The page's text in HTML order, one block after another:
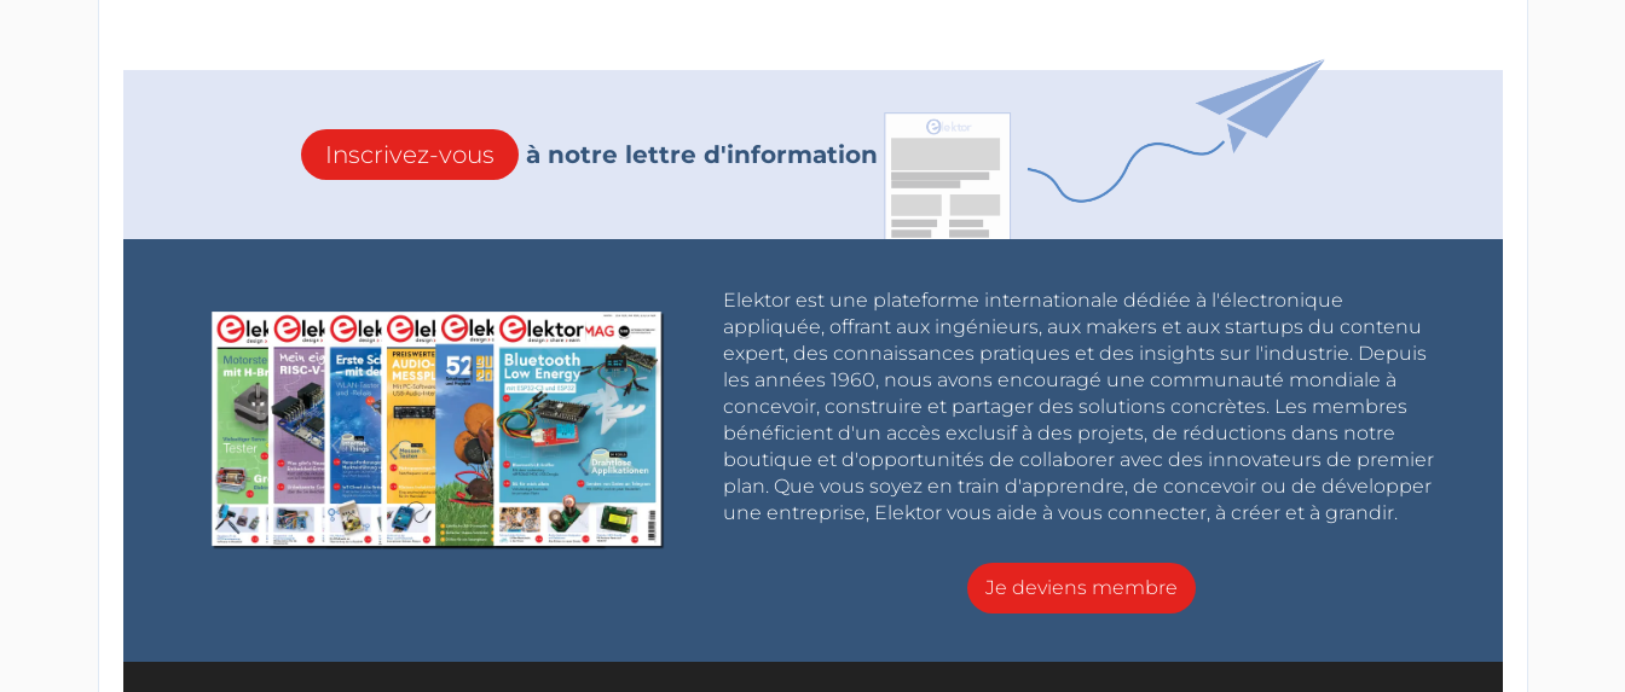
Inscrivez-vous à notre lettre d'information
Elektor est une plateforme internationale dédiée à l'électronique
appliquée, offrant aux ingénieurs, aux makers et aux startups du contenu
expert, des connaissances pratiques et des insights sur l'industrie. Depuis
les années 1960, nous avons encouragé une communauté mondiale à
concevoir, construire et partager des solutions concrètes. Les membres
bénéficient d'un accès exclusif à des projets, de réductions dans notre
boutique et d'opportunités de collaborer avec des innovateurs de premier
plan. Que vous soyez en train d'apprendre, de concevoir ou de développer
une entreprise, Elektor vous aide à vous connecter, à créer et à grandir.
Je deviens membre